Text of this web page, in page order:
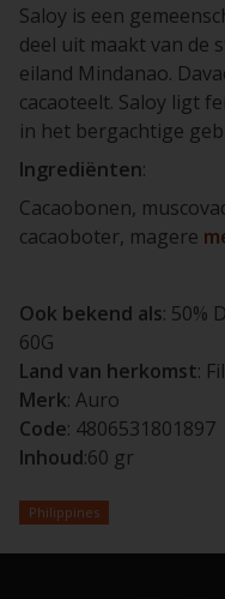
Saloy is een
deel uit maakt van de
eiland Mindanao.
cacaoteelt. Saloy ligt
in het bergachtige
Ingrediënten:
Cacaobonen,
cacaoboter, magere
Ook bekend als: 50%
60G
Land van herkomst:
Merk: Auro
Code: 4806531801897
Inhoud:60 gr
Philippines